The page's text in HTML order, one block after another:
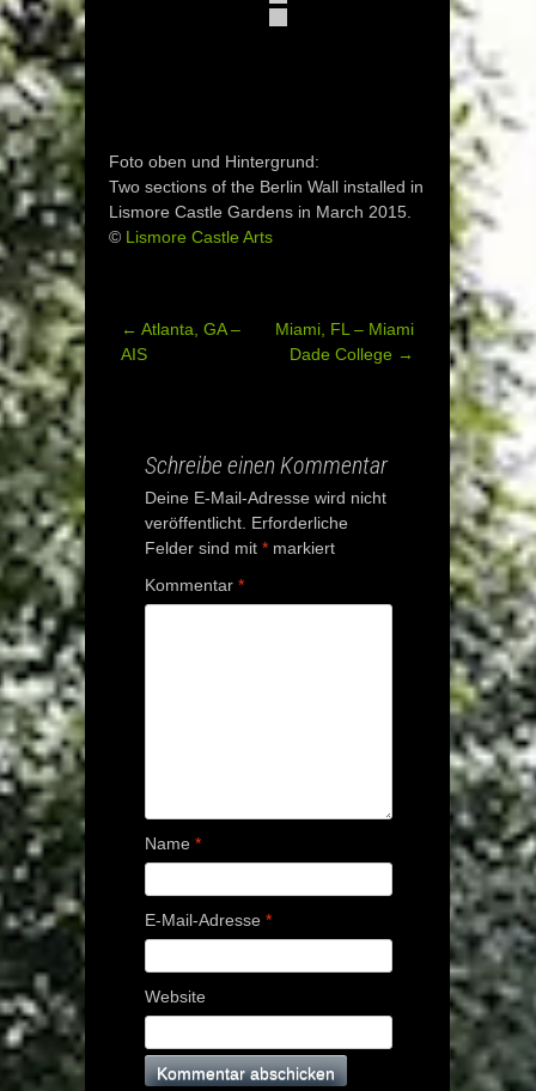
Foto oben und Hintergrund:
Two sections of the Berlin Wall installed in
Lismore Castle Gardens in March 2015.
© Lismore Castle Arts
Post
← Atlanta, GA –
AIS
Miami, FL – Miami
Dade College →
Schreibe einen Kommentar
Deine E-Mail-Adresse wird nicht
veröffentlicht. Erforderliche
Felder sind mit * markiert
Kommentar *
Name *
E-Mail-Adresse *
Website